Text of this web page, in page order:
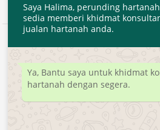
Developed by
Saya Halima, perunding
sedia memberi khidmat
jualan hartanah anda.
Ya, Bantu saya untuk khidmat
hartanah dengan segera.